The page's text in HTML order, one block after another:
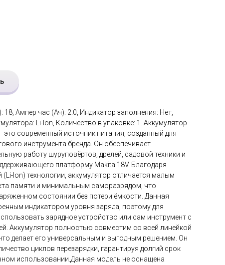
Ампер час (Ач): 2.0, Индикатор заполнения: Нет,
Li-Ion, Количество в упаковке: 1. Аккумулятор
это современный источник питания, созданный для
инструмента бренда. Он обеспечивает
работу шуруповёртов, дрелей, садовой техники и
платформу Makita 18V. Благодаря
Ion) технологии, аккумулятор отличается малым
памяти и минимальным саморазрядом, что
состоянии без потери ёмкости. Данная
индикатором уровня заряда, поэтому для
зарядное устройство или сам инструмент с
Аккумулятор полностью совместим со всей линейкой
делает его универсальным и выгодным решением. Он
циклов перезарядки, гарантируя долгий срок
использовании.Данная модель не оснащена